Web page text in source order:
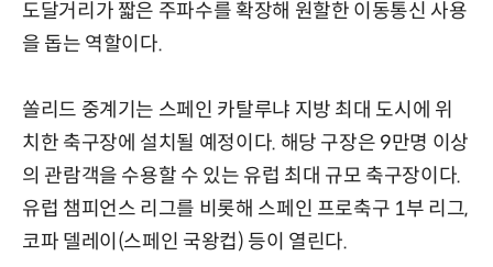
도달거리가 짧은 주파수를 확장해 원할한 이동통신 사용
을 돕는 역할이다.
쏠리드 중계기는 스페인 카탈루냐 지방 최대 도시에 위
치한 축구장에 설치될 예정이다. 해당 구장은 9만명 이상
의 관람객을 수용할 수 있는 유럽 최대 규모 축구장이다.
유럽 챔피언스 리그를 비롯해 스페인 프로축구 1부 리그,
코파 델레이(스페인 국왕컵) 등이 열린다.